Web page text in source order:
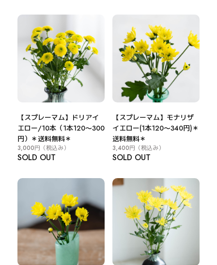
【スプレーマム】ドリアイ
エロー/10本（1本120～300
円）＊送料無料＊
3,000円 （税込み）
SOLD OUT
【スプレーマム】モナリザ
イエロー(1本120～340円)＊
送料無料＊
3,400円 （税込み）
SOLD OUT